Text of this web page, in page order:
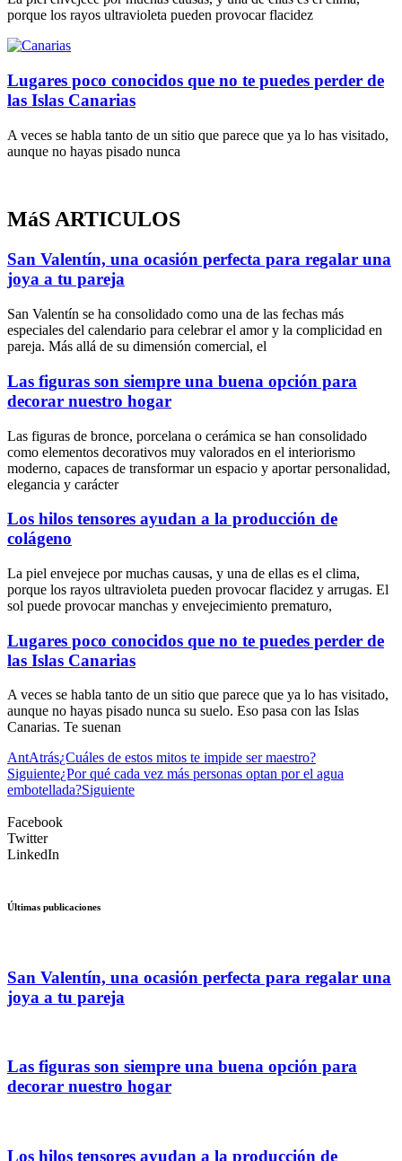
porque los rayos ultravioleta pueden provocar flacidez
Lugares poco conocidos que no te puedes perder de
las Islas Canarias
A veces se habla tanto de un sitio que parece que ya lo has visitado,
aunque no hayas pisado nunca
MáS ARTICULOS
San Valentín, una ocasión perfecta para regalar una
joya a tu pareja
San Valentín se ha consolidado como una de las fechas más
especiales del calendario para celebrar el amor y la complicidad en
pareja. Más allá de su dimensión comercial, el
Las figuras son siempre una buena opción para
decorar nuestro hogar
Las figuras de bronce, porcelana o cerámica se han consolidado
como elementos decorativos muy valorados en el interiorismo
moderno, capaces de transformar un espacio y aportar personalidad,
elegancia y carácter
Los hilos tensores ayudan a la producción de
colágeno
La piel envejece por muchas causas, y una de ellas es el clima,
porque los rayos ultravioleta pueden provocar flacidez y arrugas. El
sol puede provocar manchas y envejecimiento prematuro,
Lugares poco conocidos que no te puedes perder de
las Islas Canarias
A veces se habla tanto de un sitio que parece que ya lo has visitado,
aunque no hayas pisado nunca su suelo. Eso pasa con las Islas
Canarias. Te suenan
AntAtrás¿Cuáles de estos mitos te impide ser maestro?
Siguiente¿Por qué cada vez más personas optan por el agua
embotellada?Siguiente
Facebook
Twitter
LinkedIn
Últimas publicaciones
San Valentín, una ocasión perfecta para regalar una
joya a tu pareja
Las figuras son siempre una buena opción para
decorar nuestro hogar
Los hilos tensores ayudan a la producción de